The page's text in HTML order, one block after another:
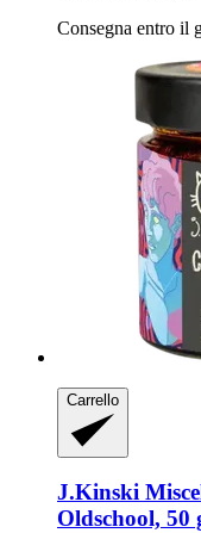
Consegna entro il
Carrello
J.Kinski
Oldschool, 50